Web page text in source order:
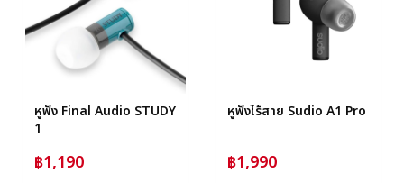
หูฟัง Final Audio STUDY
1
฿1,190
หูฟังไร้สาย Sudio A1 Pro
฿1,990